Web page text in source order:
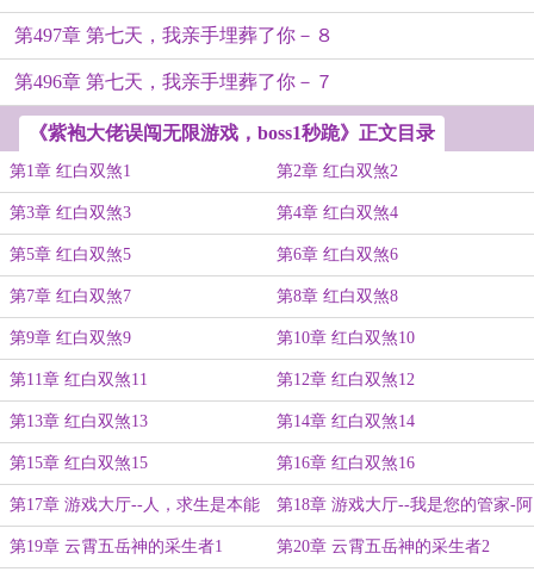
第497章 第七天，我亲手埋葬了你－８
第496章 第七天，我亲手埋葬了你－７
《紫袍大佬误闯无限游戏，boss1秒跪》正文目录
第1章 红白双煞1 第2章 红白双煞2
第3章 红白双煞3 第4章 红白双煞4
第5章 红白双煞5 第6章 红白双煞6
第7章 红白双煞7 第8章 红白双煞8
第9章 红白双煞9 第10章 红白双煞10
第11章 红白双煞11 第12章 红白双煞12
第13章 红白双煞13 第14章 红白双煞14
第15章 红白双煞15 第16章 红白双煞16
第17章 游戏大厅--人，求生是本能 第18章 游戏大厅--我是您的管家-阿
里
第19章 云霄五岳神的采生者1 第20章 云霄五岳神的采生者2